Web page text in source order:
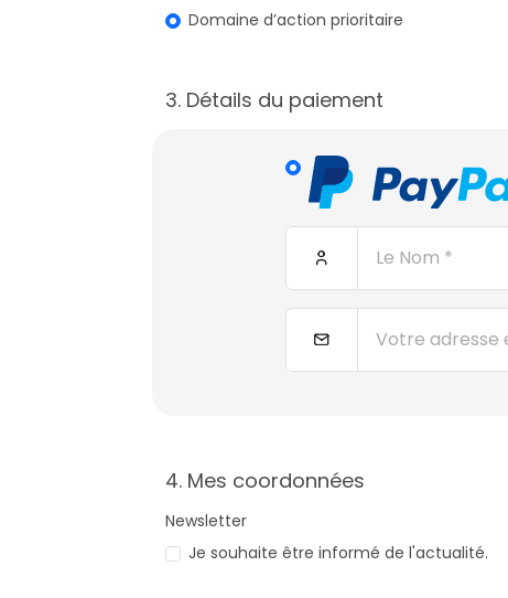
Domaine d’action prioritaire
3. Détails du paiement
4. Mes coordonnées
Newsletter
Je souhaite être informé de l'actualité.